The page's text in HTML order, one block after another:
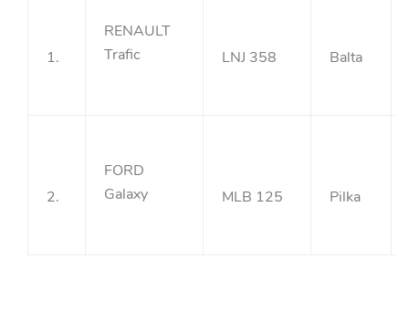
1.
RENAULT
Trafic
LNJ 358 Balta
2.
FORD
Galaxy
MLB 125 Pilka